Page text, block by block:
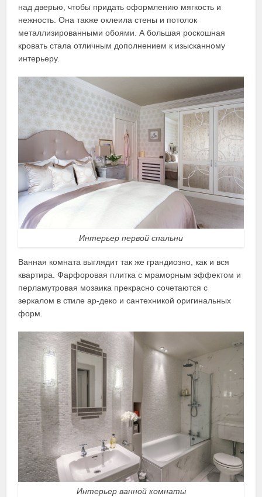
над дверью, чтобы придать оформлению мягкость и
нежность. Она также оклеила стены и потолок
металлизированными обоями. А большая роскошная
кровать стала отличным дополнением к изысканному
интерьеру.
Интерьер первой спальни
Ванная комната выглядит так же грандиозно, как и вся
квартира. Фарфоровая плитка с мраморным эффектом и
перламутровая мозаика прекрасно сочетаются с
зеркалом в стиле ар-деко и сантехникой оригинальных
форм.
Интерьер ванной комнаты